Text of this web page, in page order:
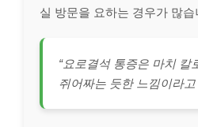
실 방문을 요하는 경우가 많습
“요로결석 통증은 마치 칼
쥐어짜는 듯한 느낌이라